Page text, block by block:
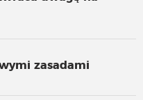
zasadami